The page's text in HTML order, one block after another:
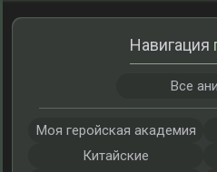
Навигация
Все
Моя геройская академия
Китайские